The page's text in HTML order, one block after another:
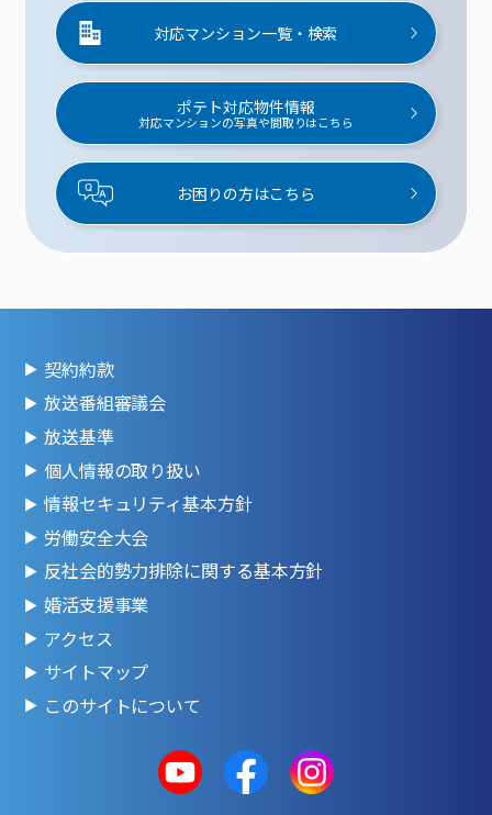
対応マンション一覧・検索
ポテト対応物件情報
対応マンションの写真や間取りはこちら
お困りの方はこちら
契約約款
放送番組審議会
放送基準
個人情報の取り扱い
情報セキュリティ基本方針
労働安全大会
反社会的勢力排除に関する基本方針
婚活支援事業
アクセス
サイトマップ
このサイトについて